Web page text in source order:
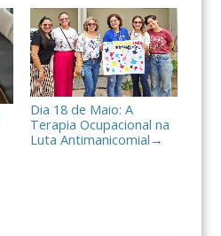
Dia 18 de Maio: A
Terapia Ocupacional na
Luta Antimanicomial →